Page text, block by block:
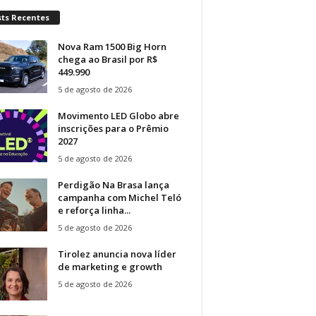
Recentes
Nova Ram 1500 Big Horn
chega ao Brasil por R$
449.990
5 de agosto de 2026
Movimento LED Globo abre
inscrições para o Prêmio
2027
5 de agosto de 2026
Perdigão Na Brasa lança
campanha com Michel Teló
e reforça linha...
5 de agosto de 2026
Tirolez anuncia nova líder
de marketing e growth
5 de agosto de 2026